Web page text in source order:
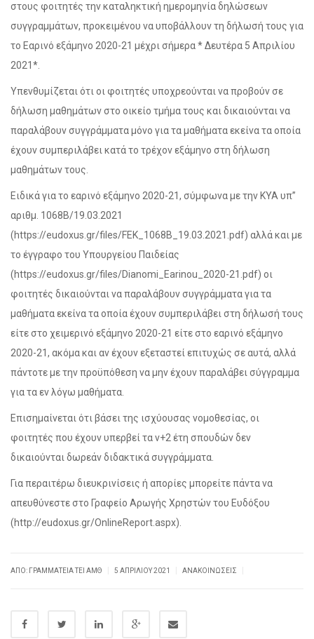
στους φοιτητές την καταληκτική ημερομηνία δηλώσεων
συγγραμμάτων, προκειμένου να υποβάλλουν τη δήλωσή τους για
το Εαρινό εξάμηνο 2020-21 μέχρι σήμερα * Δευτέρα 5 Απριλίου
2021*.
Υπενθυμίζεται ότι οι φοιτητές υποχρεούνται να προβούν σε
δήλωση μαθημάτων στο οικείο τμήμα τους και δικαιούνται να
παραλάβουν συγγράμματα μόνο για τα μαθήματα εκείνα τα οποία
έχουν συμπεριλάβει κατά το τρέχον εξάμηνο στη δήλωση
μαθημάτων τους.
Ειδικά για το εαρινό εξάμηνο 2020-21, σύμφωνα με την ΚΥΑ υπ”
αριθμ. 1068B/19.03.2021
(https://eudoxus.gr/files/FEK_1068B_19.03.2021.pdf) αλλά και με
το έγγραφο του Υπουργείου Παιδείας
(https://eudoxus.gr/files/Dianomi_Earinou_2020-21.pdf) οι
φοιτητές δικαιούνται να παραλάβουν συγγράμματα για τα
μαθήματα εκείνα τα οποία έχουν συμπεριλάβει στη δήλωσή τους
είτε στο χειμερινό εξάμηνο 2020-21 είτε στο εαρινό εξάμηνο
2020-21, ακόμα και αν έχουν εξεταστεί επιτυχώς σε αυτά, αλλά
πάντοτε με την προϋπόθεση να μην έχουν παραλάβει σύγγραμμα
για τα εν λόγω μαθήματα.
Επισημαίνεται ότι βάσει της ισχύουσας νομοθεσίας, οι
φοιτητές που έχουν υπερβεί τα ν+2 έτη σπουδών δεν
δικαιούνται δωρεάν διδακτικά συγγράμματα.
Για περαιτέρω διευκρινίσεις ή απορίες μπορείτε πάντα να
απευθύνεστε στο Γραφείο Αρωγής Χρηστών του Ευδόξου
(http://eudoxus.gr/OnlineReport.aspx).
ΑΠΌ: ΓΡΑΜΜΑΤΕΊΑ ΤΕΙ ΑΜΘ 5 ΑΠΡΙΛΊΟΥ 2021 ΑΝΑΚΟΙΝΏΣΕΙΣ